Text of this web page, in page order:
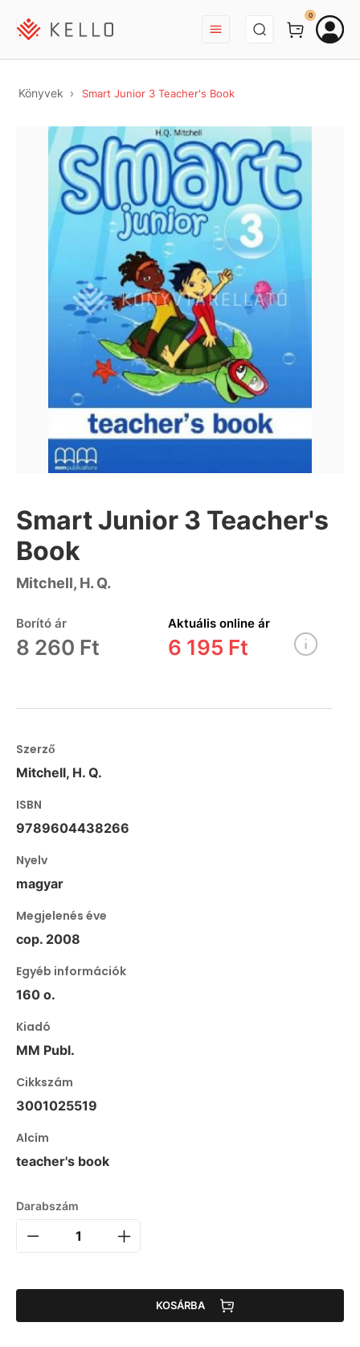
BEJELENTKEZÉS
0
Könyvek Smart Junior 3 Teacher's Book
Smart Junior 3 Teacher's
Book
Mitchell, H. Q.
Borító ár
8 260 Ft
Aktuális online ár
6 195 Ft
Szerző
Mitchell, H. Q.
ISBN
9789604438266
Nyelv
magyar
Megjelenés éve
cop. 2008
Egyéb információk
160 o.
Kiadó
MM Publ.
Cikkszám
3001025519
Alcím
teacher's book
Darabszám
KOSÁRBA